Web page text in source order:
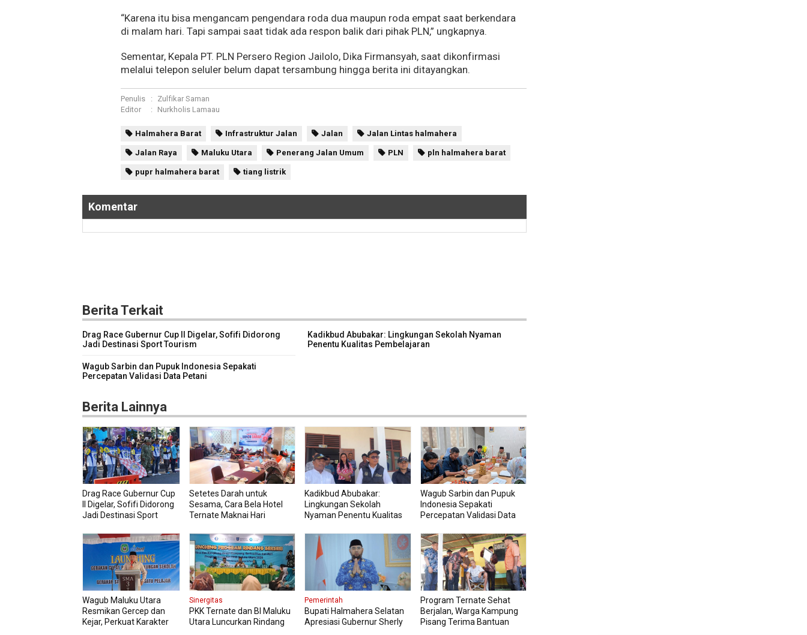
“Karena itu bisa mengancam pengendara roda dua maupun roda empat saat berkendara
di malam hari. Tapi sampai saat tidak ada respon balik dari pihak PLN,” ungkapnya.
Sementar, Kepala PT. PLN Persero Region Jailolo, Dika Firmansyah, saat dikonfirmasi
melalui telepon seluler belum dapat tersambung hingga berita ini ditayangkan.
Penulis :
Zulfikar Saman
Editor
: Nurkholis Lamaau
Halmahera Barat Infrastruktur Jalan Jalan Jalan Lintas halmahera
Jalan Raya Maluku Utara Penerang Jalan Umum PLN pln halmahera barat
pupr halmahera barat tiang listrik
Komentar
Berita Terkait
Drag Race Gubernur Cup II Digelar, Sofifi Didorong
Jadi Destinasi Sport Tourism
Kadikbud Abubakar: Lingkungan Sekolah Nyaman
Penentu Kualitas Pembelajaran
Wagub Sarbin dan Pupuk Indonesia Sepakati
Percepatan Validasi Data Petani
Berita Lainnya
Drag Race Gubernur Cup
II Digelar, Sofifi Didorong
Jadi Destinasi Sport
Setetes Darah untuk
Sesama, Cara Bela Hotel
Ternate Maknai Hari
Kadikbud Abubakar:
Lingkungan Sekolah
Nyaman Penentu Kualitas
Wagub Sarbin dan Pupuk
Indonesia Sepakati
Percepatan Validasi Data
Wagub Maluku Utara
Resmikan Gercep dan
Kejar, Perkuat Karakter
Sinergitas
PKK Ternate dan BI Maluku
Utara Luncurkan Rindang
Pemerintah
Bupati Halmahera Selatan
Apresiasi Gubernur Sherly
Program Ternate Sehat
Berjalan, Warga Kampung
Pisang Terima Bantuan